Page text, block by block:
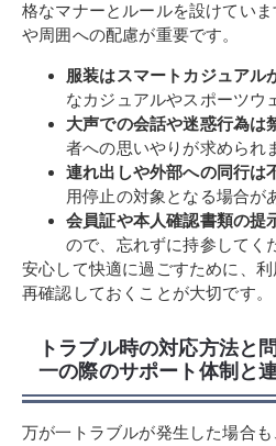
格なマナーとルールを設けてい
や周囲への配慮が重要です。
服装はスマートカジュアル
なカジュアルやスポーツウ
大声での会話や迷惑行為は
者への思いやりが求められ
連れ出しや外部への同行は
用停止の対象となる場合が
会員証や本人確認書類の提
ので、忘れずに持参してく
安心して快適に過ごすために、
再確認しておくことが大切です。
トラブル時の対応方法と
一の際のサポート体制と
万が一トラブルが発生した場合